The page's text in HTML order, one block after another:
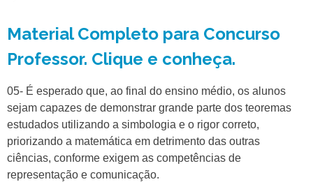
Material Completo para Concurso
Professor. Clique e conheça.
05- É esperado que, ao final do ensino médio, os alunos
sejam capazes de demonstrar grande parte dos teoremas
estudados utilizando a simbologia e o rigor correto,
priorizando a matemática em detrimento das outras
ciências, conforme exigem as competências de
representação e comunicação.